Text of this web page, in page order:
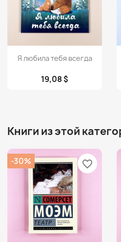
Просмотр
Я любила тебя всегда
19,08 $
Книги из этой
-30% favorite_border